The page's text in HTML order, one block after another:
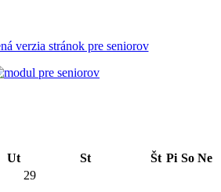
verzia stránok pre seniorov
Ut St Št Pi So Ne
29